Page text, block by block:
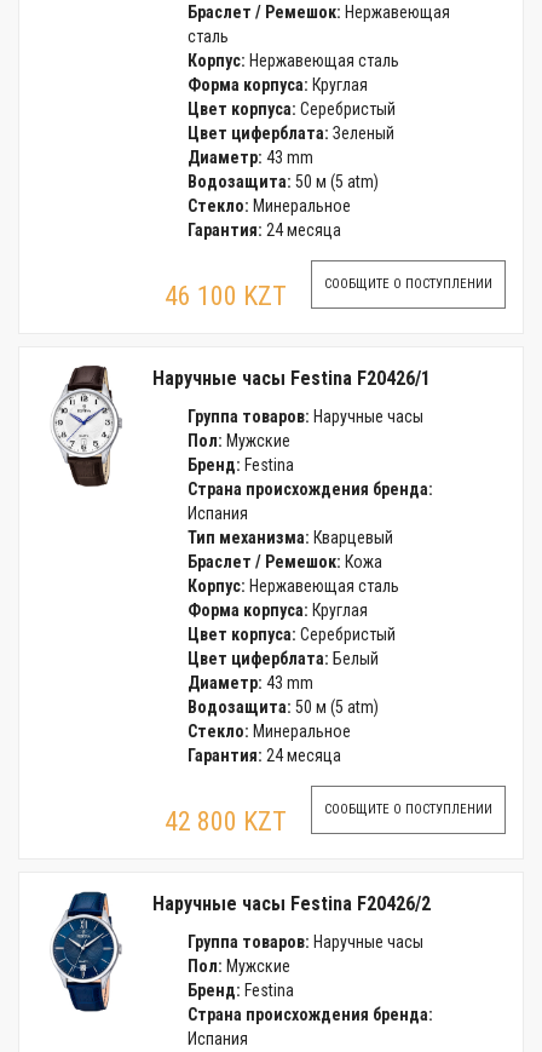
Браслет / Ремешок: Нержавеющая
сталь
Корпус: Нержавеющая сталь
Форма корпуса: Круглая
Цвет корпуса: Серебристый
Цвет циферблата: Зеленый
Диаметр: 43 mm
Водозащита: 50 м (5 atm)
Стекло: Минеральное
Гарантия: 24 месяца
46 100 KZT СООБЩИТЕ О ПОСТУПЛЕНИИ
Наручные часы Festina F20426/1
Группа товаров: Наручные часы
Пол: Мужские
Бренд: Festina
Страна происхождения бренда:
Испания
Тип механизма: Кварцевый
Браслет / Ремешок: Кожа
Корпус: Нержавеющая сталь
Форма корпуса: Круглая
Цвет корпуса: Серебристый
Цвет циферблата: Белый
Диаметр: 43 mm
Водозащита: 50 м (5 atm)
Стекло: Минеральное
Гарантия: 24 месяца
42 800 KZT СООБЩИТЕ О ПОСТУПЛЕНИИ
Наручные часы Festina F20426/2
Группа товаров: Наручные часы
Пол: Мужские
Бренд: Festina
Страна происхождения бренда:
Испания